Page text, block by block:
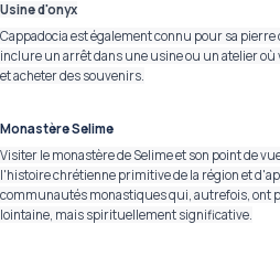
Usine d'onyx
Cappadocia est également connu pour sa
inclure un arrêt dans une usine ou un atelier
et acheter des souvenirs.
Monastère Selime
Visiter le monastère de Selime et son point de
l'histoire chrétienne primitive de la région et
communautés monastiques qui, autrefois, ont
lointaine, mais spirituellement significative.